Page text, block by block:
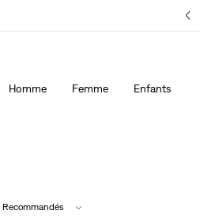
Détails
Homme Femme Enfants
Recommandés